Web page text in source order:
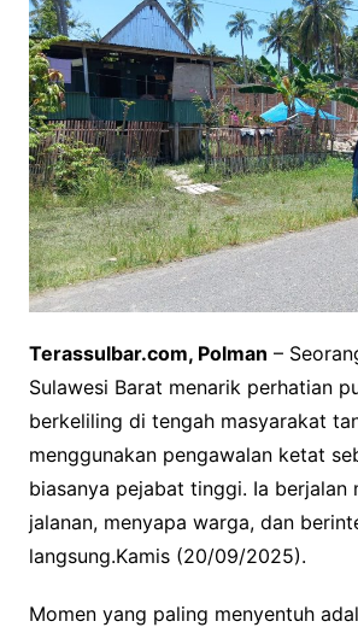
Terassulbar.com, Polman –
Sulawesi Barat menarik perhatian
berkeliling di tengah masyarakat
menggunakan pengawalan ketat
biasanya pejabat tinggi. Ia berjalan
jalanan, menyapa warga, dan
langsung.Kamis (20/09/2025).
Momen yang paling menyentuh